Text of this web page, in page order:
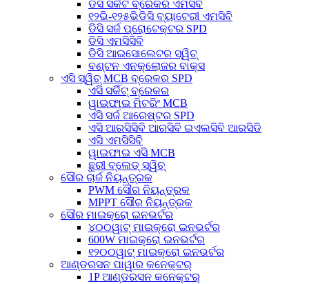
ଡିସି ସର୍କିଟ ବ୍ରେକର ଏମସିବି
୧୨ଭି-୧୨୫ଭିଡିସି ବ୍ୟାଟେରୀ ଏମସିବି
ଡିସି ସର୍ଜ ପ୍ରୋଟେକ୍ଟର SPD
ଡିସି ଏମସିସିବି
ଡିସି ଆଇସୋଲେଟର ସ୍ୱିଚ୍
ବଣ୍ଟନ ଏନକ୍ଲୋଜର ବାକ୍ସ
ଏସି ସ୍ୱିଚ୍ MCB ବ୍ରେକର SPD
ଏସି ସର୍କିଟ୍ ବ୍ରେକର
ୱାଇଫାଇ ମିଟରିଂ MCB
ଏସି ସର୍ଜ ଆରେଷ୍ଟର SPD
ଏସି ଆରସିସିବି ଆରସିବି ଇଏଲସିବି ଆରସିଡି
ଏସି ଏମସିସିବି
ୱାଇଫାଇ ଏସି MCB
ଛୁରୀ ବ୍ଲେଡ୍ ସ୍ୱିଚ୍
ସୌର ଚାର୍ଜ ନିୟନ୍ତ୍ରକ
PWM ସୌର ନିୟନ୍ତ୍ରକ
MPPT ସୌର ନିୟନ୍ତ୍ରକ
ସୌର ମାଇକ୍ରୋ ଇନଭର୍ଟର
୪୦୦ୱାଟ୍ ମାଇକ୍ରୋ ଇନଭର୍ଟର
600W ମାଇକ୍ରୋ ଇନଭର୍ଟର
୧୨୦୦ୱାଟ୍ ମାଇକ୍ରୋ ଇନଭର୍ଟର
ଆଣ୍ଡରସନ ପାୱାର କନେକ୍ଟର୍
1P ଆଣ୍ଡରସନ କନେକ୍ଟର୍